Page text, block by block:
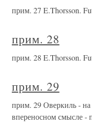
прим. 27 E.Thorsson.
прим. 28
прим. 28 E.Thorsson.
прим. 29
прим. 29 Оверкиль - на
впереносном смысле -